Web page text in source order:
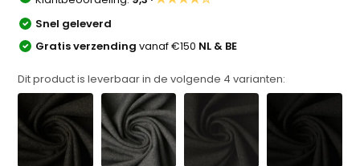
Snel geleverd
Gratis verzendingvanaf €150 NL & BE
Dit product is leverbaar in de volgende 4 varianten: